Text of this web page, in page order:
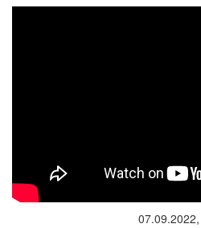
07.09.2022,